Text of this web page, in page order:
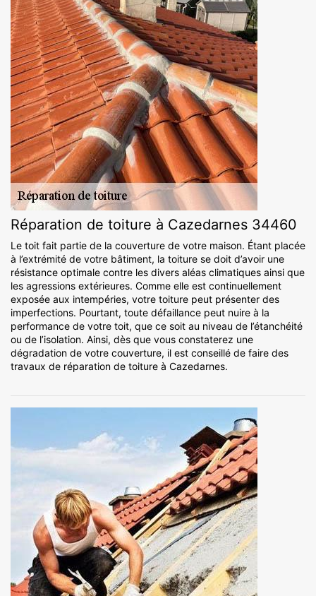
Réparation de toiture à Cazedarnes 34460
Le toit fait partie de la couverture de votre maison. Étant placée
à l’extrémité de votre bâtiment, la toiture se doit d’avoir une
résistance optimale contre les divers aléas climatiques ainsi que
les agressions extérieures. Comme elle est continuellement
exposée aux intempéries, votre toiture peut présenter des
imperfections. Pourtant, toute défaillance peut nuire à la
performance de votre toit, que ce soit au niveau de l’étanchéité
ou de l’isolation. Ainsi, dès que vous constaterez une
dégradation de votre couverture, il est conseillé de faire des
travaux de réparation de toiture à Cazedarnes.